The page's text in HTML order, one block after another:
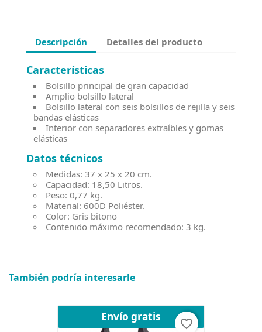
Descripción Detalles del producto
Características
Bolsillo principal de gran capacidad
Amplio bolsillo lateral
Bolsillo lateral con seis bolsillos de rejilla y seis
bandas elásticas
Interior con separadores extraíbles y gomas
elásticas
Datos técnicos
Medidas: 37 x 25 x 20 cm.
Capacidad: 18,50 Litros.
Peso: 0,77 kg.
Material: 600D Poliéster.
Color: Gris bitono
Contenido máximo recomendado: 3 kg.
También podría interesarle
Envío gratis
favorite_border